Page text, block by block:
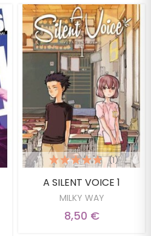
A SILENT VOICE 1
MILKY WAY
(1)
8,50 €